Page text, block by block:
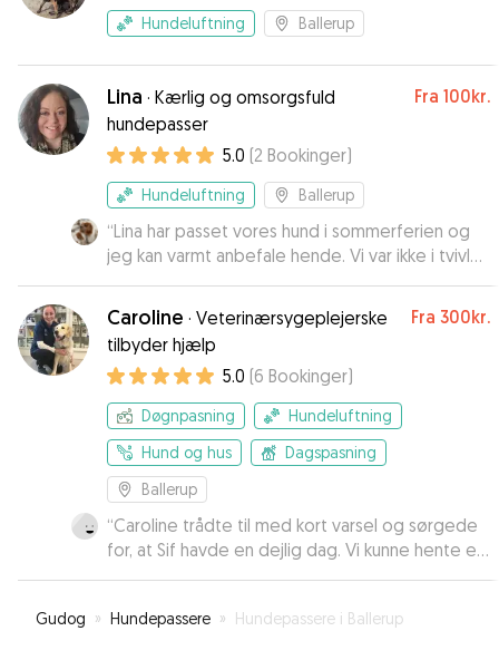
Hundeluftning Ballerup
Lina · Kærlig og omsorgsfuld
hundepasser
Fra 100kr.
5.0 (2 Bookinger)
Hundeluftning Ballerup
“Lina har passet vores hund i sommerferien og
jeg kan varmt anbefale hende. Vi var ikke i tvivl
om at Charlie var i gode hænder hos hende
hvilket gav os en enorm tryghed. Hun skrev
dagligt med billeder/videoer af vores hund og
var opmærksom på hans behov. Vi vil helt klart
gerne have Charlie passet hos Lina en anden
gang.”
Caroline · Veterinærsygeplejerske
tilbyder hjælp
Fra 300kr.
5.0 (6 Bookinger)
Døgnpasning
Hundeluftning
Hund og hus
Dagspasning
Ballerup
“Caroline trådte til med kort varsel og sørgede
for, at Sif havde en dejlig dag. Vi kunne hente en
glad og træt hund - og havde undervejs fået at
skete. Vi kan kun anbefale Caroline til alle!
Gudog » Hundepassere » Hundepassere i Ballerup